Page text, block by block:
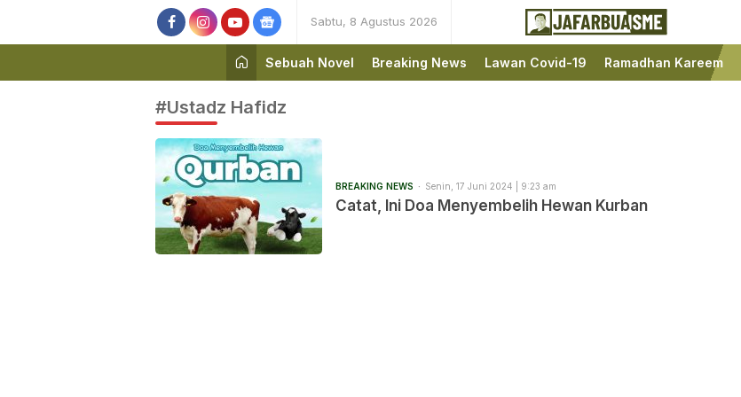
Sabtu, 8 Agustus 2026
JafarBua
Ini bukan Media Online,
Ini Jafarbuaisme.com
Sebuah Novel
Breaking News Lawan Covid-19 Ramadhan Kareem
#Ustadz Hafidz
BREAKING NEWS Senin, 17 Juni 2024 | 9:23 am
Catat, Ini Doa Menyembelih Hewan Kurban